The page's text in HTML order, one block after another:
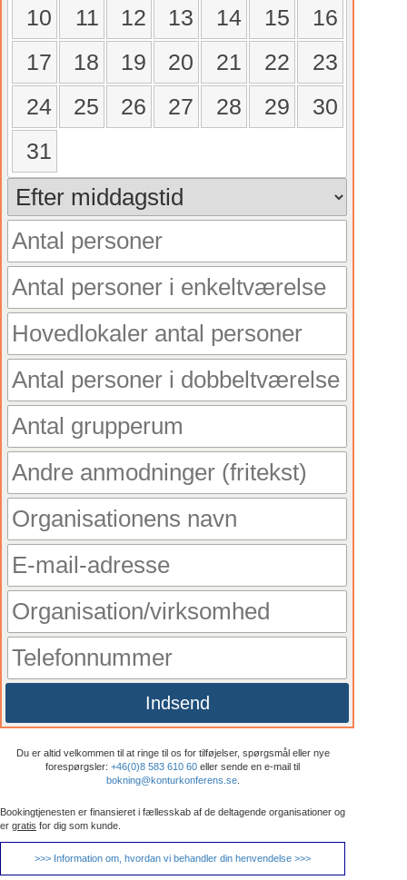
10 11 12 13 14 15
16
17
18 19 20 21 22
23
24
25 26 27 28 29
30
31
Indsend
Du er altid velkommen til at ringe til os for tilføjelser, spørgsmål eller nye
forespørgsler: +46(0)8 583 610 60 eller sende en e-mail til
bokning@konturkonferens.se.
Bookingtjenesten er finansieret i fællesskab af de deltagende organisationer og
er gratis for dig som kunde.
>>> Information om, hvordan vi behandler din henvendelse >>>